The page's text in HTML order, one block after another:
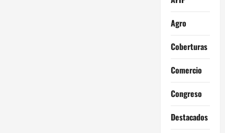
Agro
Coberturas
Comercio
Congreso
Destacados